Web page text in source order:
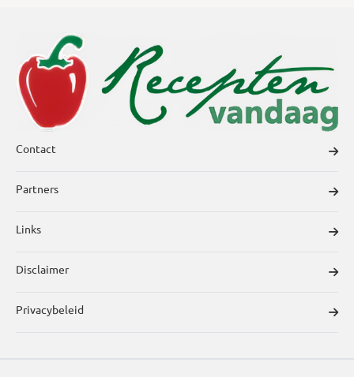
Contact
Partners
Links
Disclaimer
Privacybeleid